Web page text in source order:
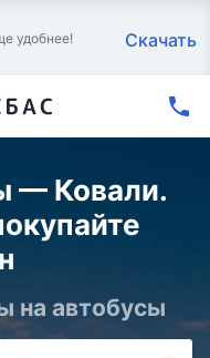
удобнее!
Скачать
— Ковали.
на автобусы